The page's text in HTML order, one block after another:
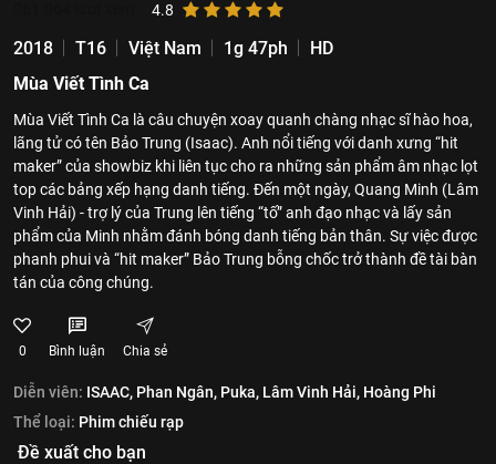
4.8
2018 T16 Việt Nam 1g 47ph
HD
Mùa Viết Tình Ca
Mùa Viết Tình Ca là câu chuyện xoay quanh chàng nhạc sĩ hào hoa,
lãng tử có tên Bảo Trung (Isaac). Anh nổi tiếng với danh xưng “hit
maker” của showbiz khi liên tục cho ra những sản phẩm âm nhạc lọt
top các bảng xếp hạng danh tiếng. Đến một ngày, Quang Minh (Lâm
Vinh Hải) - trợ lý của Trung lên tiếng “tố” anh đạo nhạc và lấy sản
phẩm của Minh nhằm đánh bóng danh tiếng bản thân. Sự việc được
phanh phui và “hit maker” Bảo Trung bỗng chốc trở thành đề tài bàn
tán của công chúng.
0 Bình luận Chia sẻ
Diễn viên: ISAAC, Phan Ngân, Puka, Lâm Vinh Hải, Hoàng Phi
Thể loại: Phim chiếu rạp
Đề xuất cho bạn